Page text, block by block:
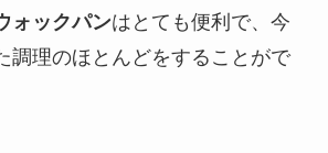
ォックパンはとても便利で、今
調理のほとんどをすることがで